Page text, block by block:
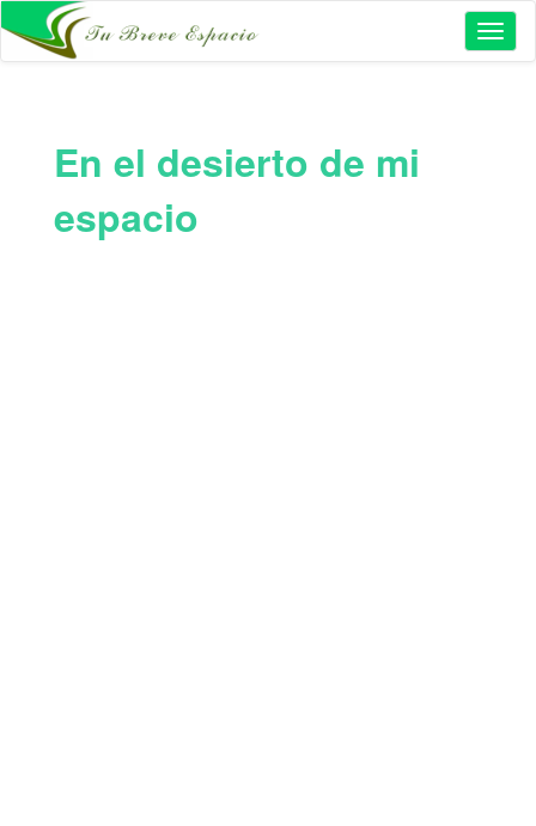
En el desierto de mi
espacio